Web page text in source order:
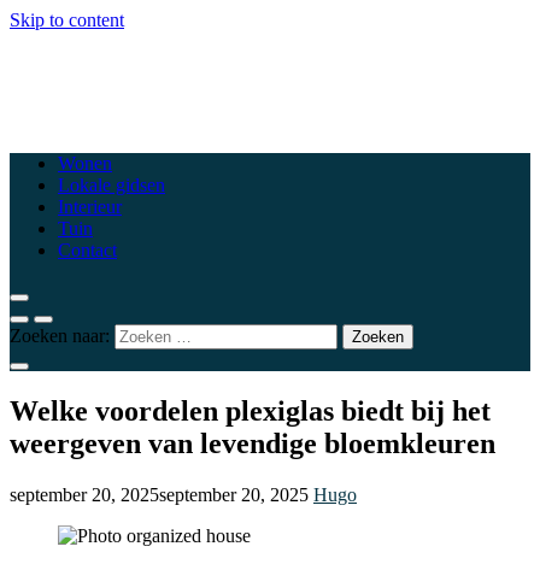
Skip to content
Wonen
Lokale gidsen
Interieur
Tuin
Contact
Zoeken naar:
Welke voordelen plexiglas biedt bij het
weergeven van levendige bloemkleuren
september 20, 2025september 20, 2025 Hugo